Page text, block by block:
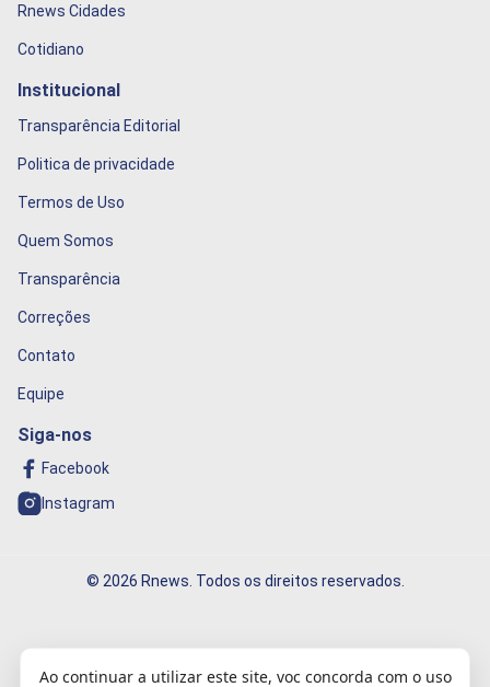
Rnews Cidades
Cotidiano
Institucional
Transparência Editorial
Politica de privacidade
Termos de Uso
Quem Somos
Transparência
Correções
Contato
Equipe
Siga-nos
Facebook
Instagram
© 2026 Rnews. Todos os direitos reservados.
Ao continuar a utilizar este site, voc concorda com o uso